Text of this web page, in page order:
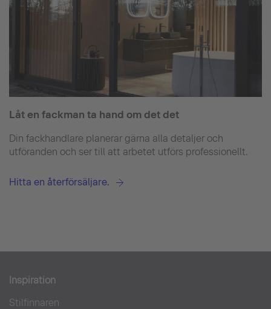
Låt en fackman ta hand om det det
Din fackhandlare planerar gärna alla detaljer och
utföranden och ser till att arbetet utförs professionellt.
Hitta en återförsäljare.
Inspiration
Stilfinnaren